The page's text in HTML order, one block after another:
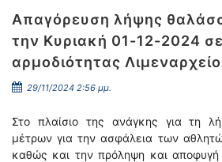
Απαγόρευση λήψης
την Κυριακή 01-12-2024
αρμοδιότητας
29/11/2024 2:56 μμ.
Στο πλαίσιο της ανάγκης για τη
μέτρων για την ασφάλεια των
καθώς και την πρόληψη και